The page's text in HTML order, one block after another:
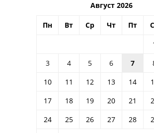
Август 2026
Пн Вт Ср Чт Пт
3
4 5 6 7
10
11 12 13 14
17
18 19 20 21
24
25 26 27 28